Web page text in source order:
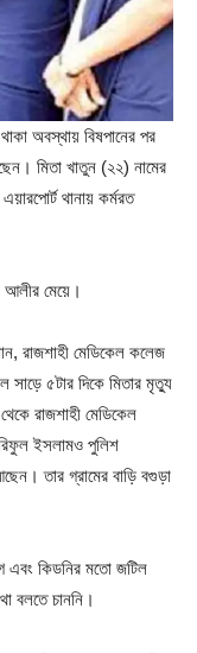
অবস্থায় বিষপানের পর
মিতা খাতুন (২২) নামের
থানায় কর্মরত
আলীর মেয়ে।
রাজশাহী মেডিকেল কলেজ
সাড়ে ৫টার দিকে মিতার মৃত্যু
রাজশাহী মেডিকেল
ইসলামও পুলিশ
তার গ্রামের বাড়ি বগুড়া
এবং কিডনির মতো জটিল
বলতে চাননি।